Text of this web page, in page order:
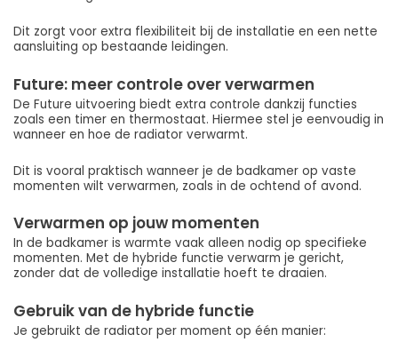
Dit zorgt voor extra flexibiliteit bij de installatie en een nette
aansluiting op bestaande leidingen.
Future: meer controle over verwarmen
De Future uitvoering biedt extra controle dankzij functies
zoals een timer en thermostaat. Hiermee stel je eenvoudig in
wanneer en hoe de radiator verwarmt.
Dit is vooral praktisch wanneer je de badkamer op vaste
momenten wilt verwarmen, zoals in de ochtend of avond.
Verwarmen op jouw momenten
In de badkamer is warmte vaak alleen nodig op specifieke
momenten. Met de hybride functie verwarm je gericht,
zonder dat de volledige installatie hoeft te draaien.
Gebruik van de hybride functie
Je gebruikt de radiator per moment op één manier: